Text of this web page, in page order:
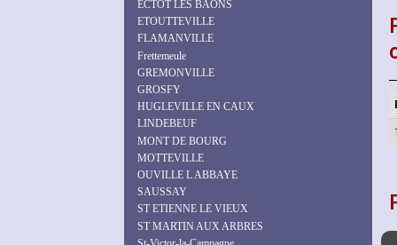
ECTOT LES BAONS
ETOUTTEVILLE
FLAMANVILLE
Frettemeule
GREMONVILLE
GROSFY
HUGLEVILLE EN CAUX
LINDEBEUF
MONT DE BOURG
MOTTEVILLE
OUVILLE L ABBAYE
SAUSSAY
ST ETIENNE LE VIEUX
ST MARTIN AUX ARBRES